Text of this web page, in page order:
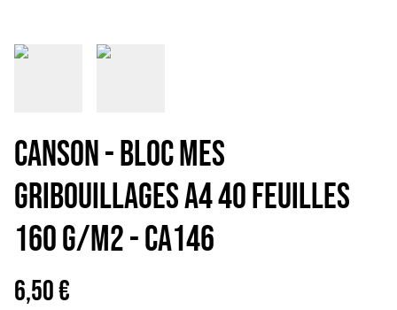
CANSON - BLOC MES
GRIBOUILLAGES A4 40 FEUILLES
160 G/M2 - CA146
6,50 €